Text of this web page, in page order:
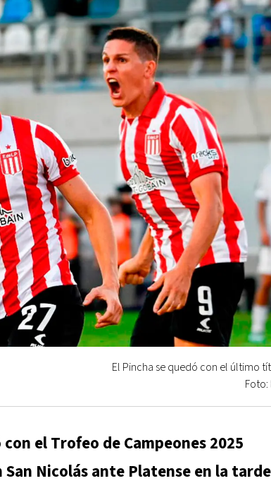
El Pincha se quedó con el último
Foto:
el Trofeo de Campeones 2025
Nicolás ante Platense en la tarde